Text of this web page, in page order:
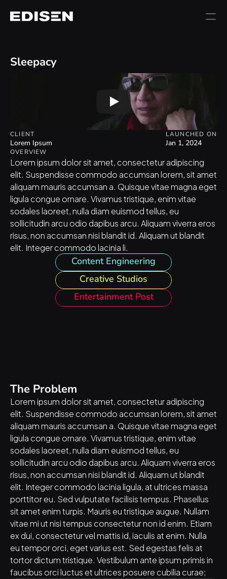
Sleepacy
CLIENT
Lorem Ipsum
LAUNCHED ON
Jan 1, 2024
OVERVIEW
Lorem ipsum dolor sit amet, consectetur adipiscing
elit. Suspendisse commodo accumsan lorem, sit amet
aliquam mauris accumsan a. Quisque vitae magna eget
ligula congue ornare. Vivamus tristique, enim vitae
sodales laoreet, nulla diam euismod tellus, eu
sollicitudin arcu odio dapibus arcu. Aliquam viverra eros
risus, non accumsan nisi blandit id. Aliquam ut blandit
elit. Integer commodo lacinia li.
Content Engineering
Creative Studios
Entertainment Post
The Problem
Lorem ipsum dolor sit amet, consectetur adipiscing
elit. Suspendisse commodo accumsan lorem, sit amet
aliquam mauris accumsan a. Quisque vitae magna eget
ligula congue ornare. Vivamus tristique, enim vitae
sodales laoreet, nulla diam euismod tellus, eu
sollicitudin arcu odio dapibus arcu. Aliquam viverra eros
risus, non accumsan nisi blandit id. Aliquam ut blandit
elit. Integer commodo lacinia ligula, at ultrices massa
porttitor eu. Sed vulputate facilisis tempus. Phasellus
sit amet enim turpis. Mauris eu tristique augue. Nullam
vitae mi ut nisi tempus consectetur non id enim. Etiam
ex dui, consectetur vel mattis id, iaculis at enim. Nulla
eu tempor orci, eget varius est. Sed egestas felis at
tortor dictum tristique. Vestibulum ante ipsum primis in
faucibus orci luctus et ultrices posuere cubilia curae;